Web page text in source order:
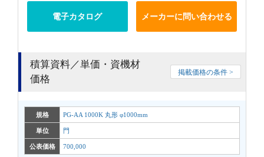
電子カタログ メーカーに問い合わせる
積算資料／単価・資機材
価格
掲載価格の条件 >
規格 PG-AA 1000K 丸形 φ1000mm
単位 門
公表価格 700,000